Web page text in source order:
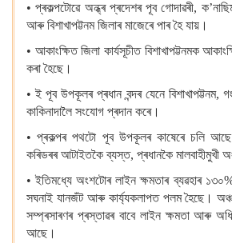
• প্ৰকল্পটোৱে অন্ধ্ৰ প্ৰদেশৰ পূব গোদাৱৰী,
আৰু বিশাখাপট্টনম জিলাৰ মাজেৰে পাৰ হৈ যায়।
• আকাংক্ষিত জিলা কাৰ্যসূচীত বিশাখাপট্টনমক
কৰা হৈছে।
• ই পূব উপকূলৰ প্ৰধান বন্দৰ যেনে বিশাখাপট্টনম,
কাকিনাদালৈ সংযোগ প্ৰদান কৰে।
• প্ৰকল্পৰ পথটো পূব উপকূলৰ কাষেৰে চলি
কৰিডৰৰ আটাইতকৈ ব্যস্ত, প্ৰধানকৈ
• ইতিমধ্যে অংশটোৰ লাইন ক্ষমতাৰ ব্যৱহাৰ
সঘনাই যানজঁট আৰু কাৰ্য্যকলাপত পলম হৈছে।
সম্প্ৰসাৰণৰ প্ৰস্তাৱৰ বাবে লাইন ক্ষমতা আৰু
আছে।